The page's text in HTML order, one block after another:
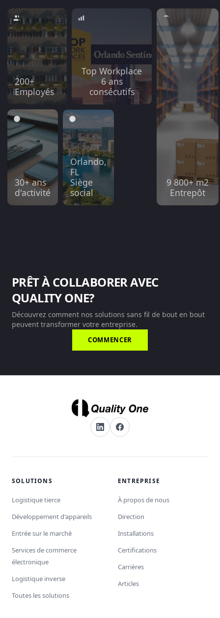
200+
Employés
Top Workplace
6 ans
consécutifs
9 800+ m2
Entrepôt
30+ ans
d'activité
Orlando,
FL
Siège
social
PRÊT À COLLABORER AVEC
QUALITY ONE?
Découvrez comment nos solutions sans fil de bout en bout
peuvent transformer votre entreprise.
COMMENCER
SOLUTIONS
Logistique tierce
Développement d'appareils
Entrée sur le marché
Services de commerce
électronique
Logistique inverse
Toutes les solutions
ENTREPRISE
À propos de nous
Direction
Installations
Certifications
Carrières
Articles